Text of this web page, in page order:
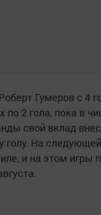
Гумеров с 4
по 2 гола, пока в
свой вклад
голу. На
и на этом игры